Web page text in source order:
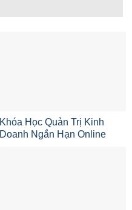
Khóa Học Quản Trị Kinh
Doanh Ngắn Hạn Online